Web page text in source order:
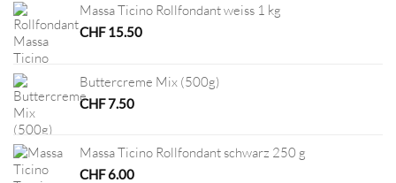
Massa Ticino Rollfondant weiss 1 kg
CHF15.50
Buttercreme Mix (500g)
CHF7.50
Massa Ticino Rollfondant schwarz 250 g
CHF6.00